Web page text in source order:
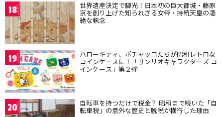
18 世界遺産決定で脚光！日本初の巨大都城・藤原
京を創り上げた知られざる女帝・持統天皇の凄
絶な執念
19 ハローキティ、ポチャッコたちが昭和レトロな
コインケースに！「サンリオキャラクターズ コ
インケース」第２弾
20 自転車を持つだけで税金？ 昭和まで続いた「自
転車税」の意外な歴史と脱税が横行した理由